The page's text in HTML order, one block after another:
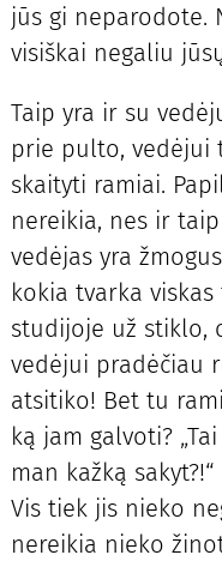
jūs gi neparodote.
visiškai negaliu
Taip yra ir su
prie pulto,
skaityti ramiai.
nereikia, nes ir
vedėjas yra
kokia tvarka
studijoje už stiklo,
vedėjui pradėčiau
atsitiko! Bet tu
ką jam galvoti?
man kažką
Vis tiek jis nieko
nereikia nieko